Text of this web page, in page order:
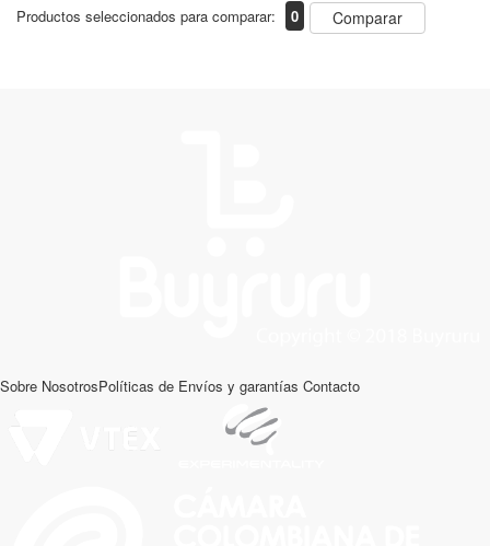
Productos seleccionados para comparar: 0 Comparar
Sobre NosotrosPolíticas de Envíos y garantías Contacto